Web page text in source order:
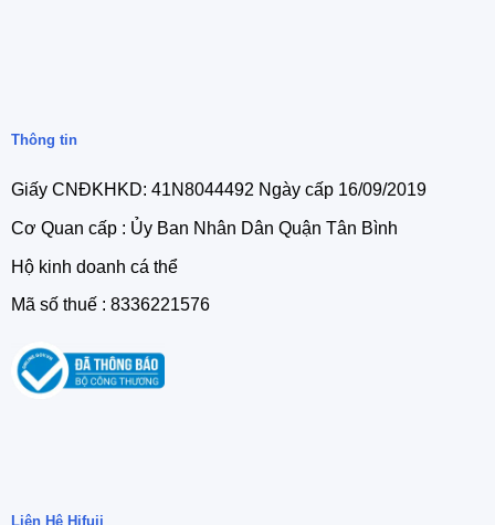
Thông tin
Giấy CNĐKHKD: 41N8044492 Ngày cấp 16/09/2019
Cơ Quan cấp : Ủy Ban Nhân Dân Quận Tân Bình
Hộ kinh doanh cá thể
Mã số thuế : 8336221576
Liên Hệ Hifuji